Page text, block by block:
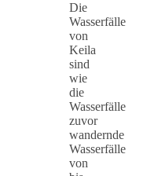
Die
Wasserfälle
von
Keila
sind
wie
die
Wasserfälle
zuvor
wandernde
Wasserfälle
von